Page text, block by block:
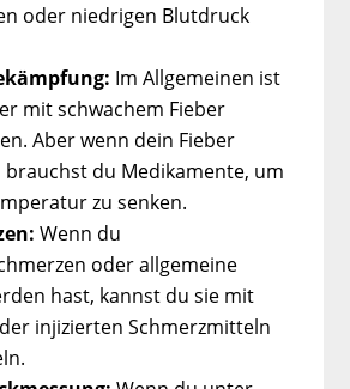
oder niedrigen Blutdruck
Im Allgemeinen ist
mit schwachem Fieber
Aber wenn dein Fieber
brauchst du Medikamente, um
zu senken.
Wenn du
oder allgemeine
hast, kannst du sie mit
injizierten Schmerzmitteln